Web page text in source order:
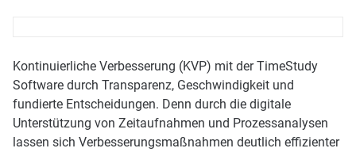
Kontinuierliche Verbesserung (KVP) mit der TimeStudy
Software durch Transparenz, Geschwindigkeit und
fundierte Entscheidungen. Denn durch die digitale
Unterstützung von Zeitaufnahmen und Prozessanalysen
lassen sich Verbesserungsmaßnahmen deutlich effizienter